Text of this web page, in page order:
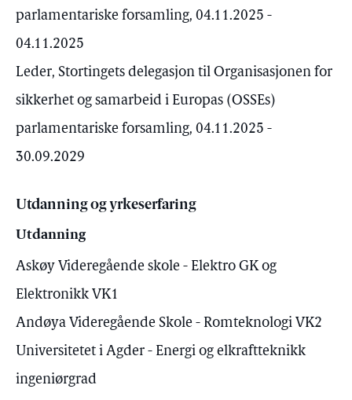
parlamentariske forsamling, 04.11.2025 -
04.11.2025
Leder, Stortingets delegasjon til Organisasjonen for
sikkerhet og samarbeid i Europas (OSSEs)
parlamentariske forsamling, 04.11.2025 -
30.09.2029
Utdanning og yrkeserfaring
Utdanning
Askøy Videregående skole - Elektro GK og
Elektronikk VK1
Andøya Videregående Skole - Romteknologi VK2
Universitetet i Agder - Energi og elkraftteknikk
ingeniørgrad